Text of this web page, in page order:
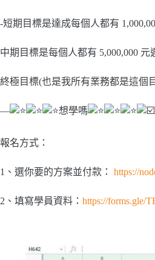
-短期目標是達成每個人都有
中期目標是每個人都有 5,000,000 元
終極目標(也是我所有業務都是這個
— 想學嗎
報名方式：
1、選你要的方案並付款： https://
2、填寫學員資料： https://forms.gle/